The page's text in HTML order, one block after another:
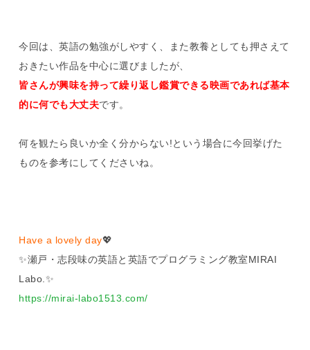
今回は、英語の勉強がしやすく、また教養としても押さえて
おきたい作品を中心に選びましたが、
皆さんが興味を持って繰り返し鑑賞できる映画であれば基本
的に何でも大丈夫です。
何を観たら良いか全く分からない!という場合に今回挙げた
ものを参考にしてくださいね。
Have a lovely day💖
✨瀬戸・志段味の英語と英語でプログラミング教室MIRAI
Labo.✨
https://mirai-labo1513.com/